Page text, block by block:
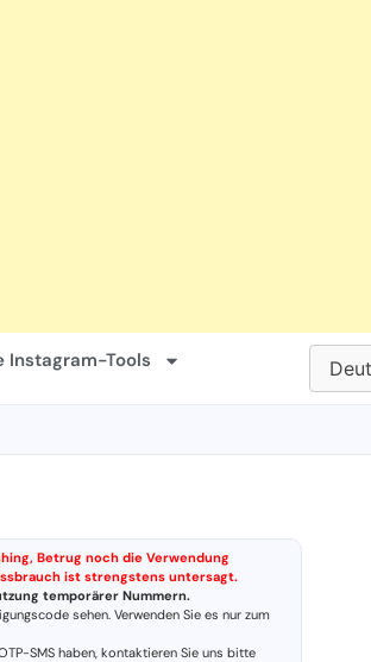
Instagram-Tools
Betrug noch die Verwendung
ist strengstens untersagt.
temporärer Nummern.
sehen. Verwenden Sie es nur zum
SMS haben, kontaktieren Sie uns bitte